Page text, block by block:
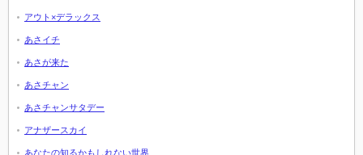
アウト×デラックス
あさイチ
あさが来た
あさチャン
あさチャンサタデー
アナザースカイ
あなたの知るかもしれない世界